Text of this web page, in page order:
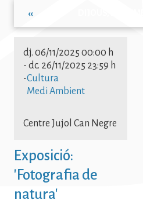
d'ariadna
Paginació
‹‹
dj. 06/11/2025 00:00 h
- dc. 26/11/2025 23:59 h
-Cultura
Medi Ambient
Centre Jujol Can Negre
Exposició:
'Fotografia de
natura'